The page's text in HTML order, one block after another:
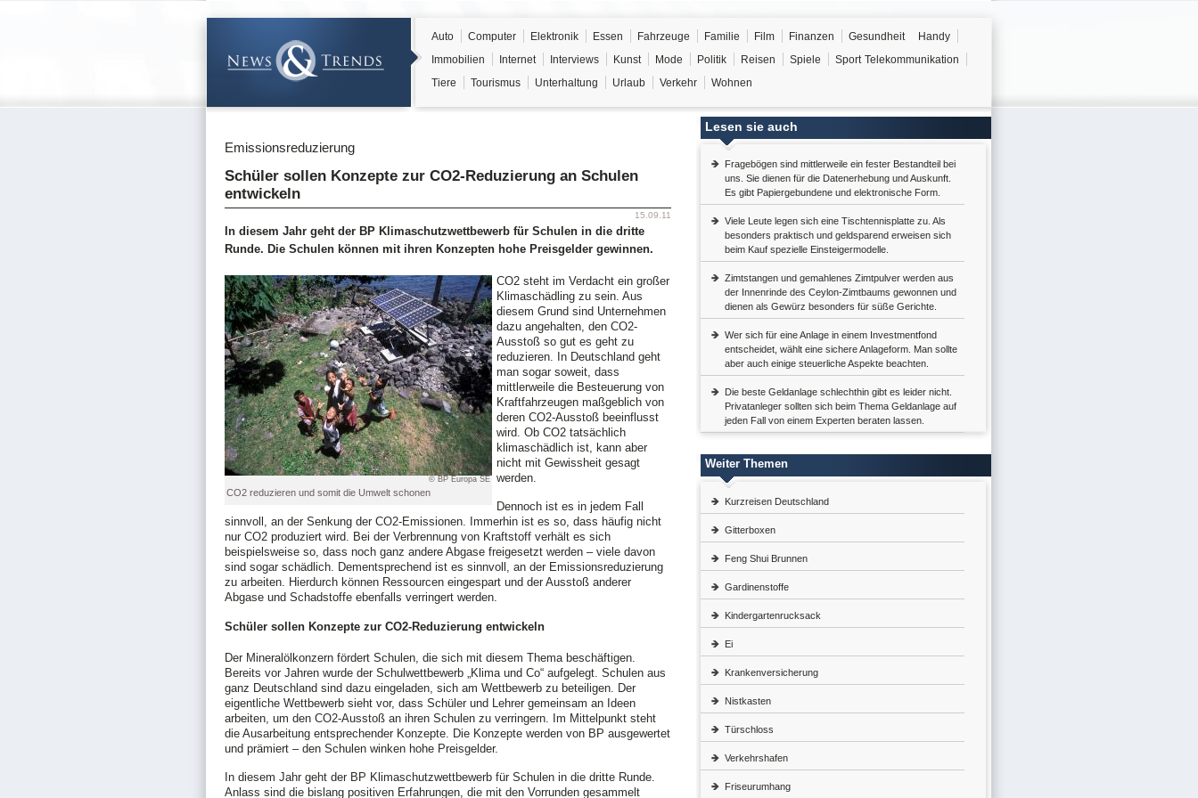
Auto Computer Elektronik Essen Fahrzeuge Familie Film Finanzen Gesundheit
Handy
Immobilien
Internet Interviews Kunst Mode Politik Reisen Spiele Sport Telekommunikation
Tiere
Tourismus Unterhaltung Urlaub Verkehr Wohnen
Emissionsreduzierung
Schüler sollen Konzepte zur CO2-Reduzierung an Schulen
entwickeln
15.09.11
In diesem Jahr geht der BP Klimaschutzwettbewerb für Schulen in die dritte
Runde. Die Schulen können mit ihren Konzepten hohe Preisgelder gewinnen.
© BP Europa SE
CO2 reduzieren und somit die Umwelt schonen
CO2 steht im Verdacht ein großer
Klimaschädling zu sein. Aus
diesem Grund sind Unternehmen
dazu angehalten, den CO2-
Ausstoß so gut es geht zu
reduzieren. In Deutschland geht
man sogar soweit, dass
mittlerweile die Besteuerung von
Kraftfahrzeugen maßgeblich von
deren CO2-Ausstoß beeinflusst
wird. Ob CO2 tatsächlich
klimaschädlich ist, kann aber
nicht mit Gewissheit gesagt
werden.
Dennoch ist es in jedem Fall
sinnvoll, an der Senkung der CO2-Emissionen. Immerhin ist es so, dass häufig nicht
nur CO2 produziert wird. Bei der Verbrennung von Kraftstoff verhält es sich
beispielsweise so, dass noch ganz andere Abgase freigesetzt werden – viele davon
sind sogar schädlich. Dementsprechend ist es sinnvoll, an der Emissionsreduzierung
zu arbeiten. Hierdurch können Ressourcen eingespart und der Ausstoß anderer
Abgase und Schadstoffe ebenfalls verringert werden.
Schüler sollen Konzepte zur CO2-Reduzierung entwickeln
Der Mineralölkonzern fördert Schulen, die sich mit diesem Thema beschäftigen.
Bereits vor Jahren wurde der Schulwettbewerb „Klima und Co“ aufgelegt. Schulen aus
ganz Deutschland sind dazu eingeladen, sich am Wettbewerb zu beteiligen. Der
eigentliche Wettbewerb sieht vor, dass Schüler und Lehrer gemeinsam an Ideen
arbeiten, um den CO2-Ausstoß an ihren Schulen zu verringern. Im Mittelpunkt steht
die Ausarbeitung entsprechender Konzepte. Die Konzepte werden von BP ausgewertet
und prämiert – den Schulen winken hohe Preisgelder.
In diesem Jahr geht der BP Klimaschutzwettbewerb für Schulen in die dritte Runde.
Anlass sind die bislang positiven Erfahrungen, die mit den Vorrunden gesammelt
Lesen sie auch
Fragebögen sind mittlerweile ein fester Bestandteil bei
uns. Sie dienen für die Datenerhebung und Auskunft.
Es gibt Papiergebundene und elektronische Form.
Viele Leute legen sich eine Tischtennisplatte zu. Als
besonders praktisch und geldsparend erweisen sich
beim Kauf spezielle Einsteigermodelle.
Zimtstangen und gemahlenes Zimtpulver werden aus
der Innenrinde des Ceylon-Zimtbaums gewonnen und
dienen als Gewürz besonders für süße Gerichte.
Wer sich für eine Anlage in einem Investmentfond
entscheidet, wählt eine sichere Anlageform. Man sollte
aber auch einige steuerliche Aspekte beachten.
Die beste Geldanlage schlechthin gibt es leider nicht.
Privatanleger sollten sich beim Thema Geldanlage auf
jeden Fall von einem Experten beraten lassen.
Weiter Themen
Kurzreisen Deutschland
Gitterboxen
Feng Shui Brunnen
Gardinenstoffe
Kindergartenrucksack
Ei
Krankenversicherung
Nistkasten
Türschloss
Verkehrshafen
Friseurumhang